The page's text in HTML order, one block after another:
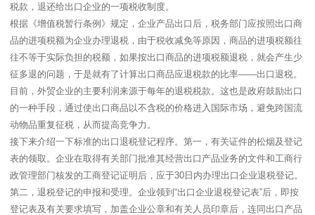
税款，退还给出口企业的一项税收制度。
根据《增值税暂行条例》规定，企业产品出口后，税务部门应按照出口商
品的进项税额为企业办理退税，由于税收减免等原因，商品的进项税额往
往不等于实际负担的税额，如果按出口商品的进项税额退税，就会产生少
征多退的问题，于是就有了计算出口商品应退税款的比率——出口退税。
目前，外贸企业的主要利润来源于每年的退税税款。这也是政府鼓励出口
的一种手段，通过使出口商品以不含税的价格进入国际市场，避免跨国流
动物品重复征税，从而提高竞争力。
接下来介绍一下标准的出口退税登记程序。第一，有关证件的松烟及登记
表的领取。企业在取得有关部门批准其经营出口产品业务的文件和工商行
政管理部门核发的工商登记证明后，应于30日内办理出口企业退税登记。
第二，退税登记的申报和受理。企业领到“出口企业退税登记表”后，即按
登记表及有关要求填写，加盖企业公章和有关人员印章后，连同出口产品